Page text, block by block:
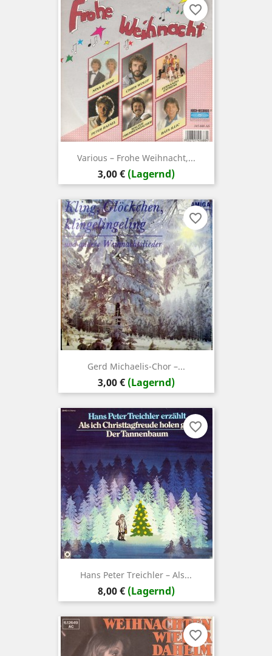
Various – Frohe Weihnacht,...
Preis
3,00 € (Lagernd)
favorite_border
Gerd Michaelis-Chor –...
Preis
3,00 € (Lagernd)
favorite_border
Hans Peter Treichler – Als...
Preis
8,00 € (Lagernd)
favorite_border
favorite_border